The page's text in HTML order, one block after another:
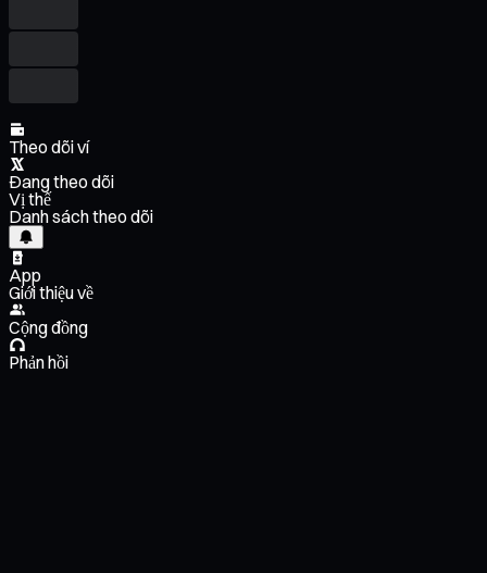
Theo dõi ví
Đang theo dõi
Vị thế
Danh sách theo dõi
App
Giới thiệu về
Cộng đồng
Phản hồi